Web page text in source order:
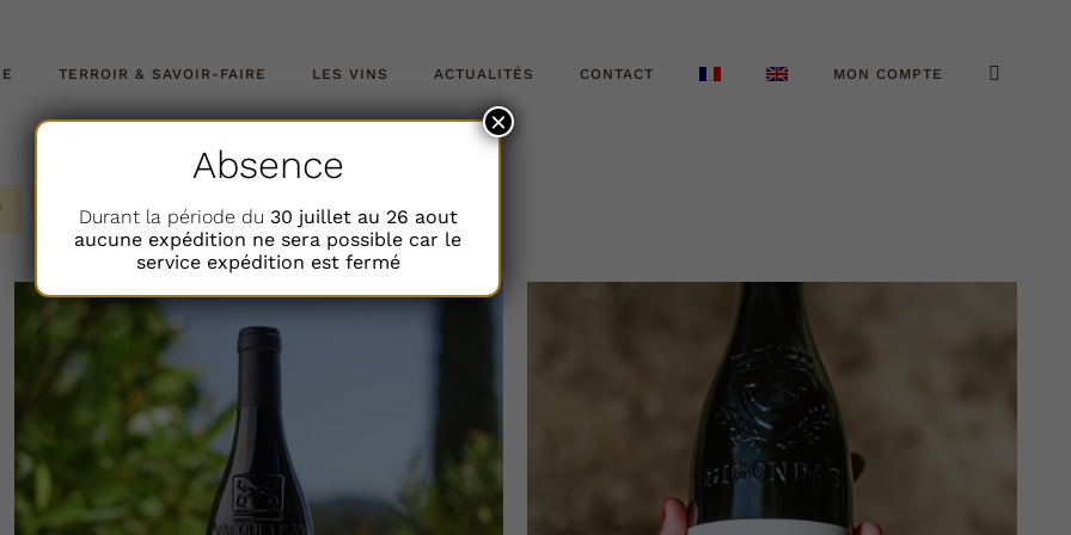
TERROIR & SAVOIR-FAIRE LES VINS ACTUALITÉS CONTACT MON COMPTE
AJOUTER AU PANIER / AJOUTER AU PANIER / DÉTAILS
Absence
Durant la période du 30 juillet au 26 aout
aucune expédition ne sera possible car le
service expédition est fermé
×